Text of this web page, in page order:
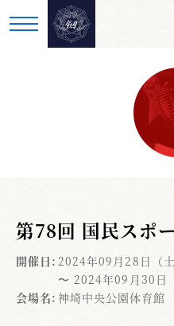
第78回 国民スポ
開催日: 2024年09月28日（土
〜 2024年09月30日
会場名: 神埼中央公園体育館